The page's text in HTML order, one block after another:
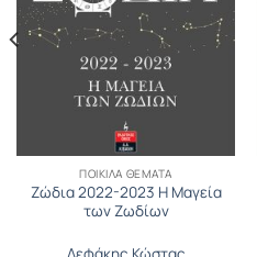
ΠΟΙΚΊΛΑ ΘΈΜΑΤΑ
Ζώδια 2022-2023 Η Μαγεία
των Ζωδίων